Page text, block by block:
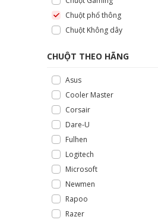
Chuột phổ thông
Chuột Không dây
CHUỘT THEO HÃNG
Asus
Cooler Master
Corsair
Dare-U
Fulhen
Logitech
Microsoft
Newmen
Rapoo
Razer